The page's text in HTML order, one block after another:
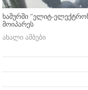
ხაშურში "ელიტ-
მოიპარეს
ახალი ამბები